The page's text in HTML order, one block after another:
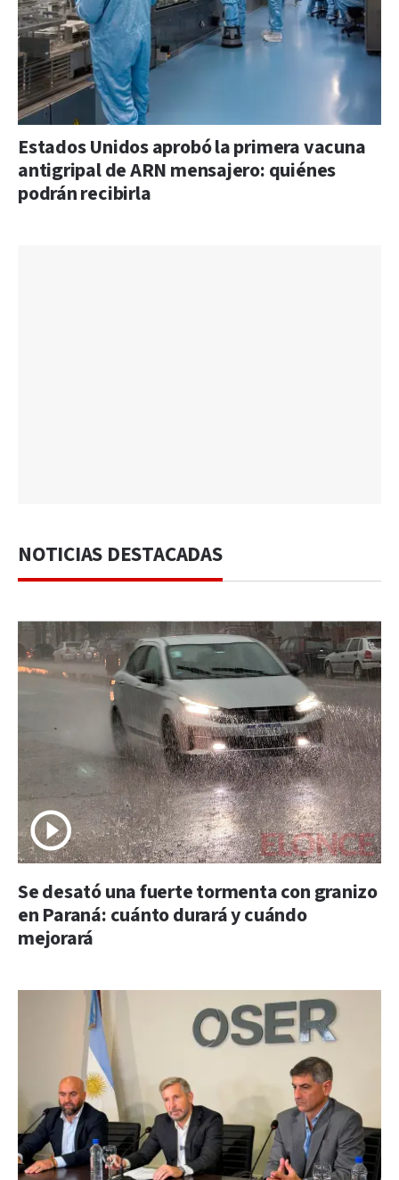
Estados Unidos aprobó la primera vacuna
antigripal de ARN mensajero: quiénes
podrán recibirla
NOTICIAS DESTACADAS
Se desató una fuerte tormenta con granizo
en Paraná: cuánto durará y cuándo
mejorará